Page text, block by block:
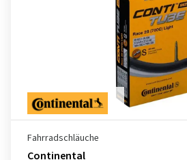
Fahrradschläuche
Continental